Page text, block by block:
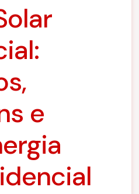
e